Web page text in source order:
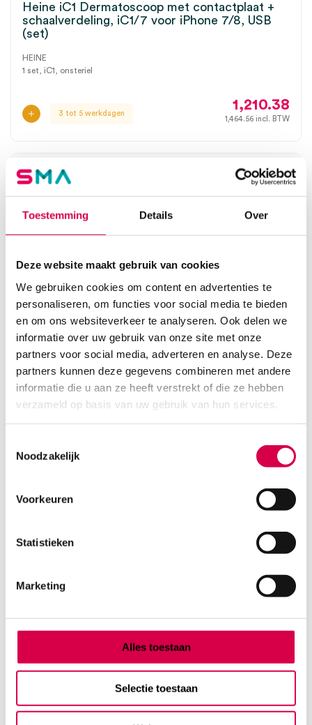
Toestemming Details Over
Deze website maakt gebruik van cookies
We gebruiken cookies om content en advertenties te
personaliseren, om functies voor social media te bieden
en om ons websiteverkeer te analyseren. Ook delen we
informatie over uw gebruik van onze site met onze
partners voor social media, adverteren en analyse. Deze
partners kunnen deze gegevens combineren met andere
informatie die u aan ze heeft verstrekt of die ze hebben
verzameld op basis van uw gebruik van hun services.
Noodzakelijk
Voorkeuren
Statistieken
Marketing
Alles toestaan
Selectie toestaan
Heine iC1 Dermatoscoop met contactplaat +
schaalverdeling, iC1/7 voor iPhone 7/8, USB
(set)
HEINE
1 set, iC1, onsteriel
3 tot 5 werkdagen
1,210.38
1,464.56 incl. BTW
Heine iC1/7 cover voor Apple iPhone 7/8 (1)
HEINE
incl. BTW
Heine NC2/7 cover voor Apple iPhone 7/8 (1)
HEINE